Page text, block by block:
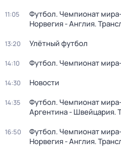
11:05
Футбол. Чемпионат
Норвегия - Англия.
13:20 Улётный футбол
14:10 Футбол. Чемпионат
14:30 Новости
14:35
Футбол. Чемпионат
Аргентина - Швейцария.
16:50
Футбол. Чемпионат
Норвегия - Англия.